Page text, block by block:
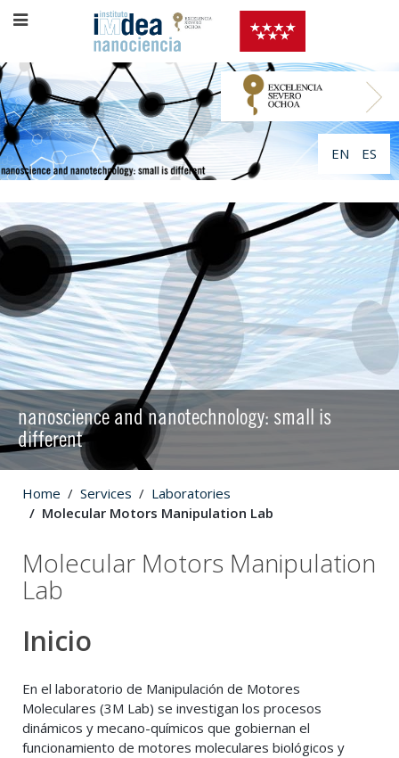
EN ES
nanoscience and nanotechnology: small is
different
Home Services
Laboratories
Molecular Motors Manipulation Lab
Molecular Motors Manipulation
Lab
Inicio
En el laboratorio de Manipulación de Motores
Moleculares (3M Lab) se investigan los procesos
dinámicos y mecano-químicos que gobiernan el
funcionamiento de motores moleculares biológicos y